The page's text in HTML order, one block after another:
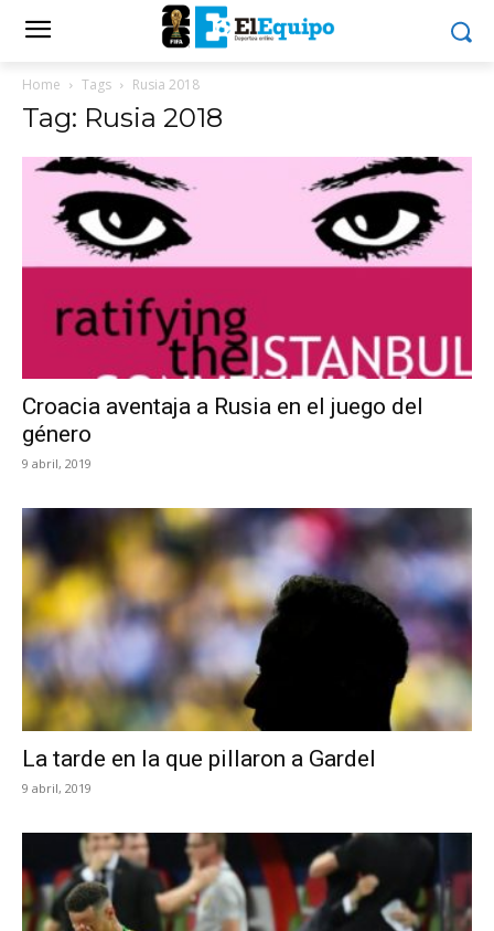
Home Tags Rusia 2018
Tag: Rusia 2018
Croacia aventaja a Rusia en el juego del
género
9 abril, 2019
La tarde en la que pillaron a Gardel
9 abril, 2019